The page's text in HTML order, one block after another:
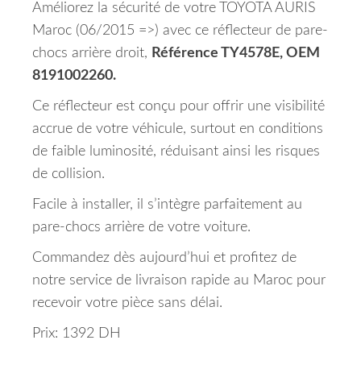
Améliorez la sécurité de votre TOYOTA AURIS
Maroc (06/2015 =>) avec ce réflecteur de pare-
chocs arrière droit, Référence TY4578E, OEM
8191002260.
Ce réflecteur est conçu pour offrir une visibilité
accrue de votre véhicule, surtout en conditions
de faible luminosité, réduisant ainsi les risques
de collision.
Facile à installer, il s’intègre parfaitement au
pare-chocs arrière de votre voiture.
Commandez dès aujourd’hui et profitez de
notre service de livraison rapide au Maroc pour
recevoir votre pièce sans délai.
Prix: 1392 DH